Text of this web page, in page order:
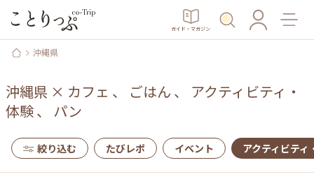
ガイド・マガジン
沖縄県
沖縄県 × カフェ 、 ごはん 、 アクティビティ・
体験、 パン
絞り込む たびレポ イベント アクティビティ